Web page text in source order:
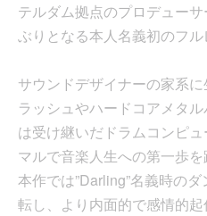
テルダム拠点のプロデュー
ぶりとなる本人名義初のフル
サウンドデザイナーの家系
ラッシュやハードコアメタ
は受け継いだドラムコンピ
マルで音楽人生への第一歩を
本作では”Darling”名義時の
転し、より内面的で感情的